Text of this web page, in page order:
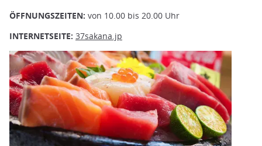
ÖFFNUNGSZEITEN: von 10.00 bis 20.00 Uhr
INTERNETSEITE: 37sakana.jp